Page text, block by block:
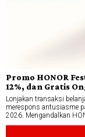
Promo HONOR
12%, dan Gratis
Lonjakan transaksi
merespons antusiasme
2026. Mengandalkan